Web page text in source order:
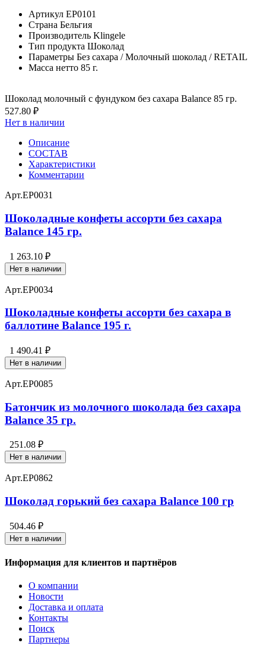
Артикул EP0101
Страна Бельгия
Производитель Klingele
Тип продукта Шоколад
Параметры Без сахара / Молочный шоколад / RETAIL
Масса нетто 85 г.
Шоколад молочный с фундуком без сахара Balance 85 гр.
527.80 ₽
Нет в наличии
Описание
СОСТАВ
Характеристики
Комментарии
Арт.EP0031
Шоколадные конфеты ассорти без сахара
Balance 145 гр.
1 263.10 ₽
Нет в наличии
Арт.EP0034
Шоколадные конфеты ассорти без сахара в
баллотине Balance 195 г.
1 490.41 ₽
Нет в наличии
Арт.EP0085
Батончик из молочного шоколада без сахара
Balance 35 гр.
251.08 ₽
Нет в наличии
Арт.EP0862
Шоколад горький без сахара Balance 100 гр
504.46 ₽
Нет в наличии
Информация для клиентов и партнёров
О компании
Новости
Доставка и оплата
Контакты
Поиск
Партнеры